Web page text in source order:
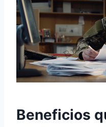
Beneficios